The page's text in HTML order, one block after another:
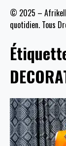
© 2025 –
quotidien. Tous